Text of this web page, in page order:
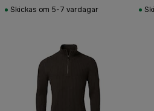
Skickas om 5-7 vardagar